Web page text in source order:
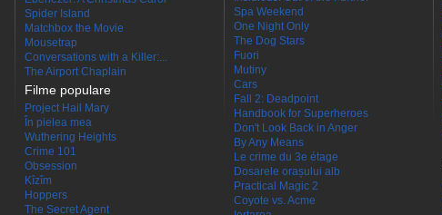
Spider Island
Matchbox the Movie
Mousetrap
Conversations with a Killer:...
The Airport Chaplain
Filme populare
Project Hail Mary
În pielea mea
Wuthering Heights
Crime 101
Obsession
Kîzîm
Hoppers
The Secret Agent
Spa Weekend
One Night Only
The Dog Stars
Fuori
Mutiny
Cars
Fall 2: Deadpoint
Handbook for Superheroes
Don't Look Back in Anger
By Any Means
Le crime du 3e étage
Dosarele orașului alb
Practical Magic 2
Coyote vs. Acme